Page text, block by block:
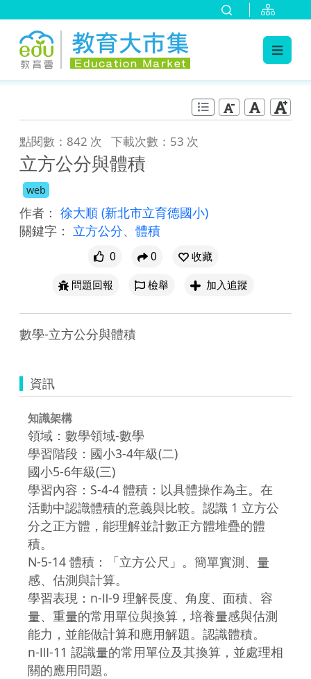
點閱數：842 次 下載次數：53 次
立方公分與體積
web
作者： 徐大順 (新北市立育德國小)
關鍵字： 立方公分、 體積
0 0
收藏
問題回報
檢舉 加入追蹤
數學-立方公分與體積
資訊
知識架構
領域：數學領域-數學
學習階段：國小3-4年級(二)
國小5-6年級(三)
學習內容：S-4-4 體積：以具體操作為主。在
活動中認識體積的意義與比較。認識 1 立方公
分之正方體，能理解並計數正方體堆疊的體
積。
N-5-14 體積：「立方公尺」。簡單實測、量
感、估測與計算。
學習表現：n-Ⅱ-9 理解長度、角度、面積、容
量、重量的常用單位與換算，培養量感與估測
能力，並能做計算和應用解題。認識體積。
n-Ⅲ-11 認識量的常用單位及其換算，並處理相
關的應用問題。